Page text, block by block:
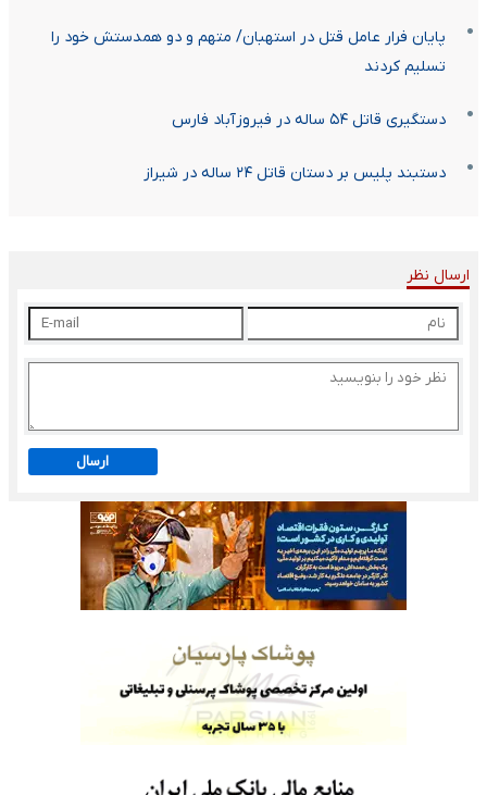
پایان فرار عامل قتل در استهبان/ متهم و دو همدستش خود را
تسلیم کردند
دستگیری قاتل ۵۴ ساله در فیروزآباد فارس
دستبند پلیس بر دستان قاتل ۲۴ ساله در شیراز
ارسال نظر
ارسال